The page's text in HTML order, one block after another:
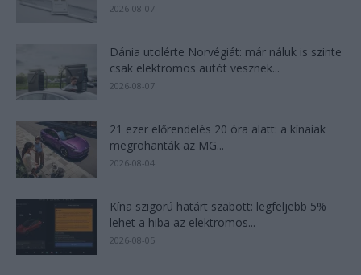
2026-08-07
Dánia utolérte Norvégiát: már náluk is szinte
csak elektromos autót vesznek...
2026-08-07
21 ezer előrendelés 20 óra alatt: a kínaiak
megrohanták az MG...
2026-08-04
Kína szigorú határt szabott: legfeljebb 5%
lehet a hiba az elektromos...
2026-08-05